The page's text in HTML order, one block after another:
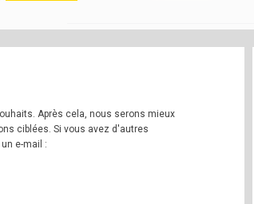
Après cela, nous serons mieux
ciblées. Si vous avez d'autres
e-mail :